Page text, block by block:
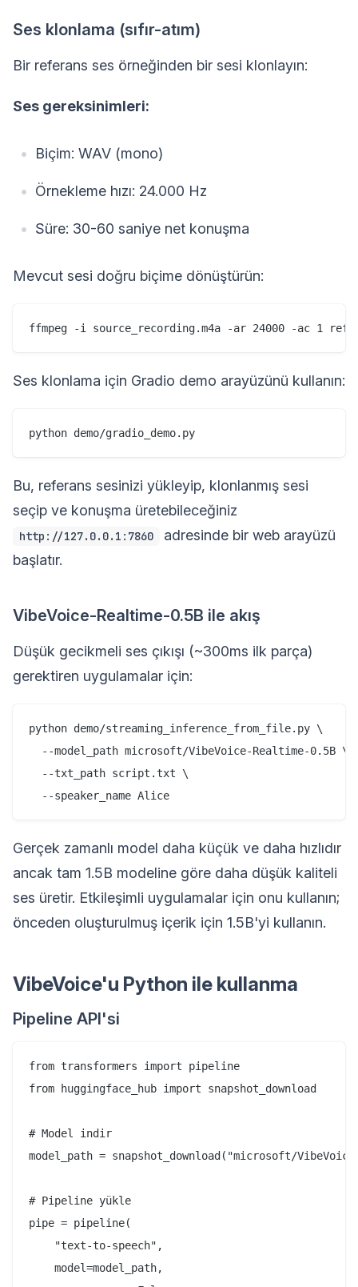
Ses klonlama (sıfır-atım)
Bir referans ses örneğinden bir sesi klonlayın:
Ses gereksinimleri:
Biçim: WAV (mono)
Örnekleme hızı: 24.000 Hz
Süre: 30-60 saniye net konuşma
Mevcut sesi doğru biçime dönüştürün:
Ses klonlama için Gradio demo arayüzünü kullanın:
Bu, referans sesinizi yükleyip, klonlanmış sesi
seçip ve konuşma üretebileceğiniz
http://127.0.0.1:7860
adresinde bir web arayüzü
başlatır.
VibeVoice-Realtime-0.5B ile akış
Düşük gecikmeli ses çıkışı (~300ms ilk parça)
gerektiren uygulamalar için:
python demo/streaming_inference_from_file.py \
  --model_path microsoft/VibeVoice-Realtime-0.5B \
  --txt_path script.txt \
Gerçek zamanlı model daha küçük ve daha hızlıdır
ancak tam 1.5B modeline göre daha düşük kaliteli
ses üretir. Etkileşimli uygulamalar için onu kullanın;
önceden oluşturulmuş içerik için 1.5B'yi kullanın.
VibeVoice'u Python ile kullanma
Pipeline API'si
from transformers import pipeline
from huggingface_hub import snapshot_download
# Model indir
model_path = snapshot_download("microsoft/
# Pipeline yükle
pipe = pipeline(
    "text-to-speech",
    model=model_path,